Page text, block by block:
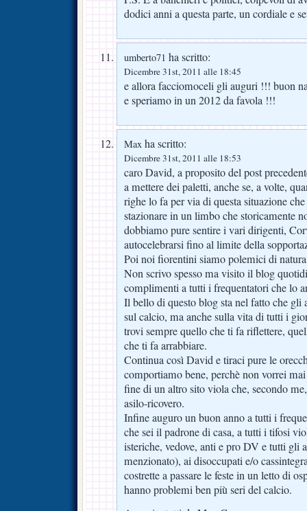
dodici anni a questa parte, un cordiale e
umberto71 ha scritto:
Dicembre 31st, 2011 alle 18:45
e allora facciomoceli gli auguri !!! buon
e speriamo in un 2012 da favola !!!
Max ha scritto:
Dicembre 31st, 2011 alle 18:53
caro David, a proposito del post
a mettere dei paletti, anche se, a volte,
righe lo fa per via di questa situazione
stazionare in un limbo che storicamente
dobbiamo pure sentire i vari dirigenti,
autocelebrarsi fino al limite della
Poi noi fiorentini siamo polemici di
Non scrivo spesso ma visito il blog
complimenti a tutti i frequentatori che lo
Il bello di questo blog sta nel fatto che gli
sul calcio, ma anche sulla vita di tutti i
trovi sempre quello che ti fa riflettere,
che ti fa arrabbiare.
Continua così David e tiraci pure le
comportiamo bene, perchè non vorrei
fine di un altro sito viola che, secondo
asilo-ricovero.
Infine auguro un buon anno a tutti i
che sei il padrone di casa, a tutti i tifosi
isteriche, vedove, anti e pro DV e tutti gli
menzionato), ai disoccupati e/o
costrette a passare le feste in un letto di
hanno problemi ben più seri del calcio.